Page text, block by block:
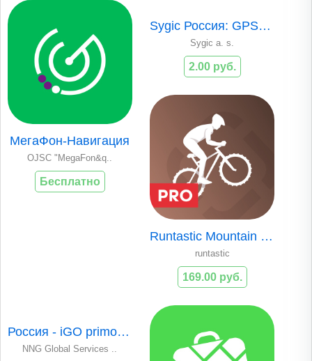
МегаФон-Навигация
OJSC "MegaFon&q..
Бесплатно
Sygic Россия: GPS-Навигация
Sygic a. s.
2.00 руб.
Runtastic Mountain Bike PRO
runtastic
169.00 руб.
Россия - iGO primo app
NNG Global Services ..